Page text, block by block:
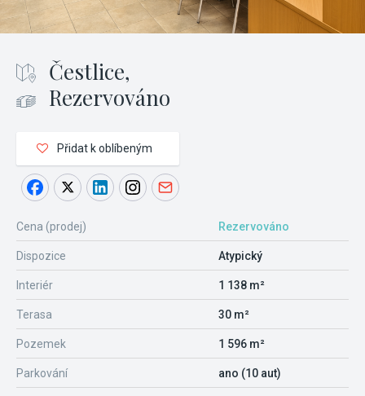
Čestlice,
Rezervováno
Přidat k oblíbeným
Cena (prodej) Rezervováno
Dispozice Atypický
Interiér 1 138 m²
Terasa 30 m²
Pozemek 1 596 m²
Parkování ano (10 aut)